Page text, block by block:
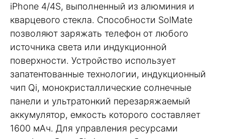
iPhone 4/4S, выполненный из алюминия и
кварцевого стекла. Способности SolMate
позволяют заряжать телефон от любого
источника света или индукционной
поверхности. Устройство использует
запатентованные технологии, индукционный
чип Qi, монокристаллические солнечные
панели и ультратонкий перезаряжаемый
аккумулятор, емкость которого составляет
1600 мАч. Для управления ресурсами